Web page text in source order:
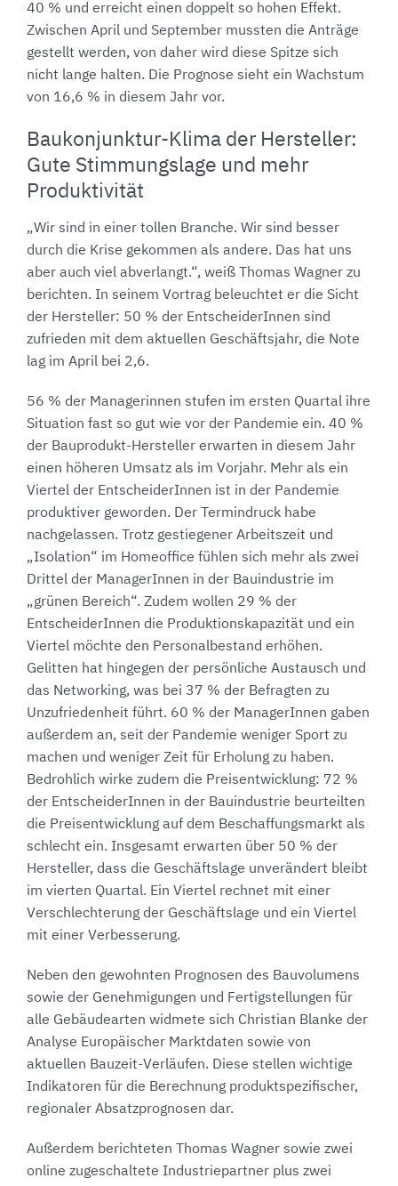
40 % und erreicht einen doppelt so hohen Effekt.
Zwischen April und September mussten die Anträge
gestellt werden, von daher wird diese Spitze sich
nicht lange halten. Die Prognose sieht ein Wachstum
von 16,6 % in diesem Jahr vor.
Baukonjunktur-Klima der Hersteller:
Gute Stimmungslage und mehr
Produktivität
„Wir sind in einer tollen Branche. Wir sind besser
durch die Krise gekommen als andere. Das hat uns
aber auch viel abverlangt.“, weiß Thomas Wagner zu
berichten. In seinem Vortrag beleuchtet er die Sicht
der Hersteller: 50 % der EntscheiderInnen sind
zufrieden mit dem aktuellen Geschäftsjahr, die Note
lag im April bei 2,6.
56 % der Managerinnen stufen im ersten Quartal ihre
Situation fast so gut wie vor der Pandemie ein. 40 %
der Bauprodukt-Hersteller erwarten in diesem Jahr
einen höheren Umsatz als im Vorjahr. Mehr als ein
Viertel der EntscheiderInnen ist in der Pandemie
produktiver geworden. Der Termindruck habe
nachgelassen. Trotz gestiegener Arbeitszeit und
„Isolation“ im Homeoffice fühlen sich mehr als zwei
Drittel der ManagerInnen in der Bauindustrie im
„grünen Bereich“. Zudem wollen 29 % der
EntscheiderInnen die Produktionskapazität und ein
Viertel möchte den Personalbestand erhöhen.
Gelitten hat hingegen der persönliche Austausch und
das Networking, was bei 37 % der Befragten zu
Unzufriedenheit führt. 60 % der ManagerInnen gaben
außerdem an, seit der Pandemie weniger Sport zu
machen und weniger Zeit für Erholung zu haben.
Bedrohlich wirke zudem die Preisentwicklung: 72 %
der EntscheiderInnen in der Bauindustrie beurteilten
die Preisentwicklung auf dem Beschaffungsmarkt als
schlecht ein. Insgesamt erwarten über 50 % der
Hersteller, dass die Geschäftslage unverändert bleibt
im vierten Quartal. Ein Viertel rechnet mit einer
Verschlechterung der Geschäftslage und ein Viertel
mit einer Verbesserung.
Neben den gewohnten Prognosen des Bauvolumens
sowie der Genehmigungen und Fertigstellungen für
alle Gebäudearten widmete sich Christian Blanke der
Analyse Europäischer Marktdaten sowie von
aktuellen Bauzeit-Verläufen. Diese stellen wichtige
Indikatoren für die Berechnung produktspezifischer,
regionaler Absatzprognosen dar.
Außerdem berichteten Thomas Wagner sowie zwei
online zugeschaltete Industriepartner plus zwei